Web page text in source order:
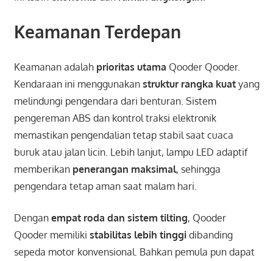
Keamanan Terdepan
Keamanan adalah prioritas utama Qooder Qooder.
Kendaraan ini menggunakan struktur rangka kuatyang
melindungi pengendara dari benturan. Sistem
pengereman ABS dan kontrol traksi elektronik
memastikan pengendalian tetap stabil saat cuaca
buruk atau jalan licin. Lebih lanjut, lampu LED adaptif
memberikan penerangan maksimal, sehingga
pengendara tetap aman saat malam hari.
Dengan empat roda dan sistem tilting, Qooder
Qooder memiliki stabilitas lebih tinggidibanding
sepeda motor konvensional. Bahkan pemula pun dapat